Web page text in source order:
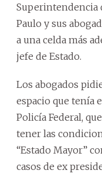
Superintendencia
Paulo y sus
a una celda más
jefe de Estado.
Los abogados
espacio que tenía
Policía Federal,
tener las
“Estado Mayor”
casos de ex